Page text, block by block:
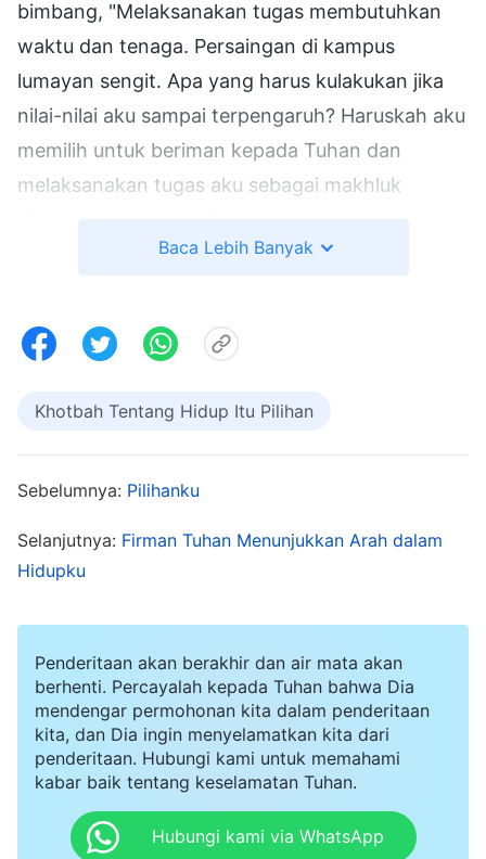
bimbang, "Melaksanakan tugas membutuhkan
waktu dan tenaga. Persaingan di kampus
lumayan sengit. Apa yang harus kulakukan jika
nilai-nilai aku sampai terpengaruh? Haruskah aku
memilih untuk beriman kepada Tuhan dan
melaksanakan tugas aku sebagai makhluk
belajar dan mendapat nilai bagus serta
dan penghormatan dari orang lain?" Aku tidak
tahu jalan mana yang harus aku pilih. Jadi, aku
mempertimbangkannya. Selama beberapa
malam setelahnya, aku sering merasa kehilangan
arah ketika menyusuri jalan di kampus, dan
mengamati mahasiswa lain bekerja keras
semalaman untuk mendapat nilai yang bagus.
yang baik seperti kebanyakan teman aku, atau
mengikuti Tuhan dan melaksanakan tugas?"
Belakangan, aku menjumpai beberapa cuplikan
firman Tuhan berikut ini: "
penentuan Sang Pencipta dari sejak semula,
Baca Lebih Banyak
Khotbah Tentang Hidup Itu Pilihan
Sebelumnya: Pilihanku
Selanjutnya: Firman Tuhan Menunjukkan Arah dalam
Hidupku
Penderitaan akan berakhir dan air mata akan
berhenti. Percayalah kepada Tuhan bahwa Dia
mendengar permohonan kita dalam penderitaan
kita, dan Dia ingin menyelamatkan kita dari
penderitaan. Hubungi kami untuk memahami
kabar baik tentang keselamatan Tuhan.
Hubungi kami via WhatsApp